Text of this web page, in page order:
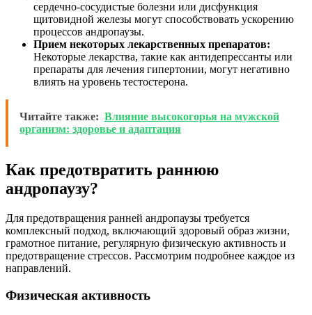
сердечно-сосудистые болезни или дисфункция
щитовидной железы могут способствовать ускорению
процессов андропаузы.
Прием некоторых лекарственных препаратов:
Некоторые лекарства, такие как антидепрессанты или
препараты для лечения гипертонии, могут негативно
влиять на уровень тестостерона.
Читайте также: Влияние высокогорья на мужской
организм: здоровье и адаптация
Как предотвратить раннюю
андропаузу?
Для предотвращения ранней андропаузы требуется
комплексный подход, включающий здоровый образ жизни,
грамотное питание, регулярную физическую активность и
предотвращение стрессов. Рассмотрим подробнее каждое из
направлений.
Физическая активность